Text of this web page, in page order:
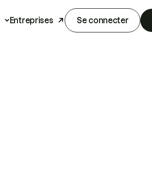
Entreprises Se connecter